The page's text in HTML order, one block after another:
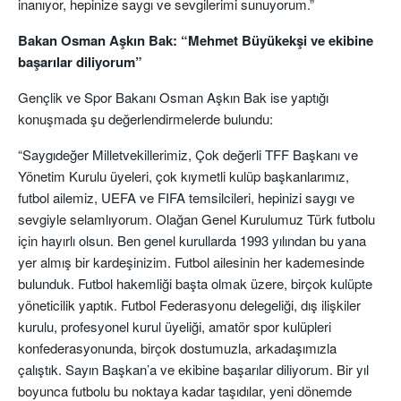
Bakan Osman Aşkın Bak: “Mehmet Büyükekşi ve ekibine
başarılar diliyorum”
Gençlik ve Spor Bakanı Osman Aşkın Bak ise yaptığı
konuşmada şu değerlendirmelerde bulundu:
“Saygıdeğer Milletvekillerimiz, Çok değerli TFF Başkanı ve
Yönetim Kurulu üyeleri, çok kıymetli kulüp başkanlarımız,
futbol ailemiz, UEFA ve FIFA temsilcileri, hepinizi saygı ve
sevgiyle selamlıyorum. Olağan Genel Kurulumuz Türk futbolu
için hayırlı olsun. Ben genel kurullarda 1993 yılından bu yana
yer almış bir kardeşinizim. Futbol ailesinin her kademesinde
bulunduk. Futbol hakemliği başta olmak üzere, birçok kulüpte
yöneticilik yaptık. Futbol Federasyonu delegeliği, dış ilişkiler
kurulu, profesyonel kurul üyeliği, amatör spor kulüpleri
konfederasyonunda, birçok dostumuzla, arkadaşımızla
çalıştık. Sayın Başkan’a ve ekibine başarılar diliyorum. Bir yıl
boyunca futbolu bu noktaya kadar taşıdılar, yeni dönemde